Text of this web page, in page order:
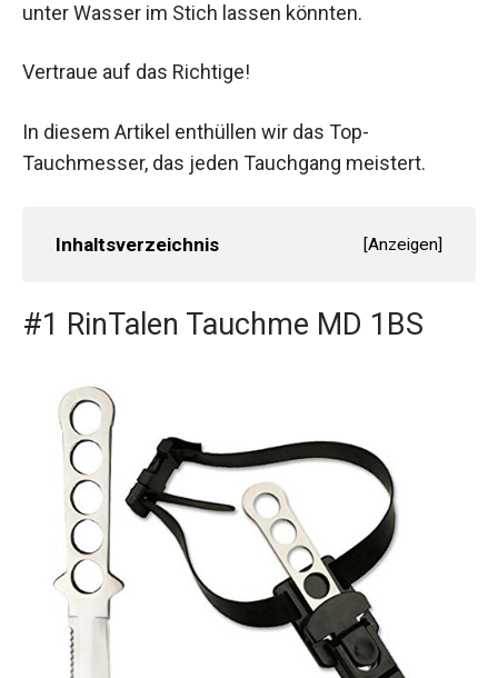
unter Wasser im Stich lassen könnten.
Vertraue auf das Richtige!
In diesem Artikel enthüllen wir das Top-
Tauchmesser, das jeden Tauchgang meistert.
Inhaltsverzeichnis [Anzeigen]
#1 RinTalen Tauchme MD 1BS